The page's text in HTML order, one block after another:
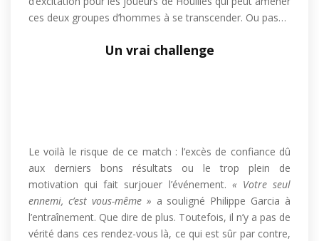
ces deux groupes d’hommes à se transcender. Ou pas…
Un vrai challenge
Le voilà le risque de ce match : l’excès de confiance dû
aux derniers bons résultats ou le trop plein de
motivation qui fait surjouer l’événement. « Votre seul
ennemi, c’est vous-même » a souligné Philippe Garcia à
l’entraînement. Que dire de plus. Toutefois, il n’y a pas de
vérité dans ces rendez-vous là, ce qui est sûr par contre,